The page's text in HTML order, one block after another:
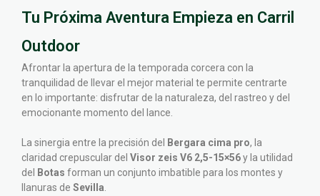
Tu Próxima Aventura Empieza en Carril
Outdoor
Afrontar la apertura de la temporada corcera con la
tranquilidad de llevar el mejor material te permite centrarte
en lo importante: disfrutar de la naturaleza, del rastreo y del
emocionante momento del lance.
La sinergia entre la precisión del Bergara cima pro, la
claridad crepuscular del Visor zeis V6 2,5-15×56y la utilidad
del
Botas forman un conjunto imbatible para los montes y
llanuras de Sevilla